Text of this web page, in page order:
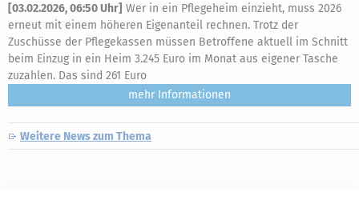
[03.02.2026, 06:50 Uhr] Wer in ein Pflegeheim einzieht, muss 2026
erneut mit einem höheren Eigenanteil rechnen. Trotz der
Zuschüsse der Pflegekassen müssen Betroffene aktuell im Schnitt
beim Einzug in ein Heim 3.245 Euro im Monat aus eigener Tasche
zuzahlen. Das sind 261 Euro
mehr
Weitere News zum Thema